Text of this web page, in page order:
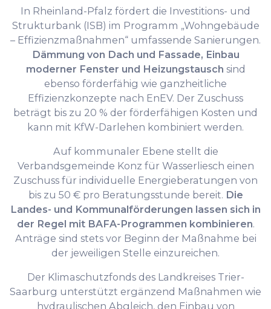
In Rheinland-Pfalz fördert die Investitions- und
Strukturbank (ISB) im Programm „Wohngebäude
– Effizienzmaßnahmen“ umfassende Sanierungen.
Dämmung von Dach und Fassade, Einbau
moderner Fenster und Heizungstausch sind
ebenso förderfähig wie ganzheitliche
Effizienzkonzepte nach EnEV. Der Zuschuss
beträgt bis zu 20 % der förderfähigen Kosten und
kann mit KfW-Darlehen kombiniert werden.
Auf kommunaler Ebene stellt die
Verbandsgemeinde Konz für Wasserliesch einen
Zuschuss für individuelle Energieberatungen von
bis zu 50 € pro Beratungsstunde bereit. Die
Landes- und Kommunalförderungen lassen sich in
der Regel mit BAFA-Programmen kombinieren.
Anträge sind stets vor Beginn der Maßnahme bei
der jeweiligen Stelle einzureichen.
Der Klimaschutzfonds des Landkreises Trier-
Saarburg unterstützt ergänzend Maßnahmen wie
hydraulischen Abgleich, den Einbau von